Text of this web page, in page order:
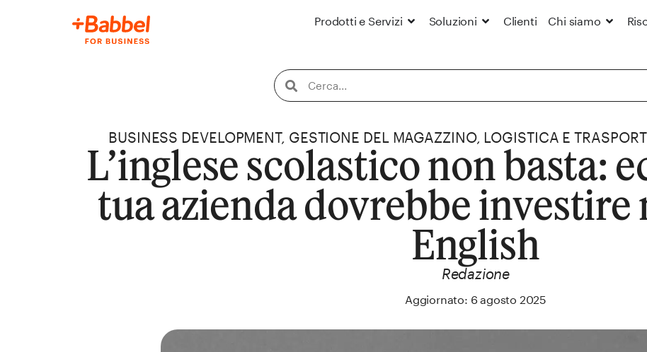
Prodotti e Servizi Soluzioni Clienti Chi siamo
BUSINESS DEVELOPMENT, GESTIONE DEL MAGAZZINO, LOGISTICA E
L’inglese scolastico non basta:
tua azienda dovrebbe investire
English
Redazione
Aggiornato: 6 agosto 2025